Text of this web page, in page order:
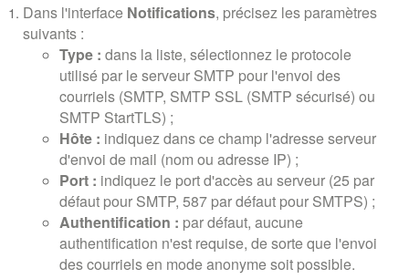
Dans l'interface Notifications, précisez les paramètres
suivants :
Type : dans la liste, sélectionnez le protocole
utilisé par le serveur SMTP pour l'envoi des
courriels (SMTP, SMTP SSL (SMTP sécurisé) ou
SMTP StartTLS) ;
Hôte : indiquez dans ce champ l'adresse serveur
d'envoi de mail (nom ou adresse IP) ;
Port : indiquez le port d'accès au serveur (25 par
défaut pour SMTP, 587 par défaut pour SMTPS) ;
Authentification : par défaut, aucune
authentification n'est requise, de sorte que l'envoi
des courriels en mode anonyme soit possible.